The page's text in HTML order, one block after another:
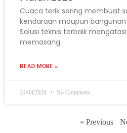
Cuaca terik sering membuat
kendaraan maupun
Solusi teknis terbaik
memasang
READ MORE »
24/04/2026 No Comments
« Previous